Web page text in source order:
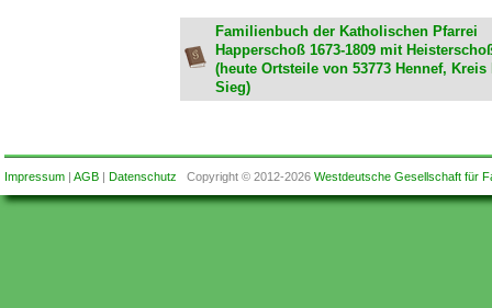
Familienbuch der Katholischen Pfarrei
Happerschoß 1673-1809 mit
(heute Ortsteile von 53773 Hennef, Kreis
Sieg)
Impressum| AGB| Datenschutz Copyright © 2012-2026 Westdeutsche Gesellschaft für